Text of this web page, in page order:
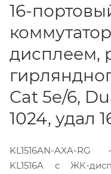
16-
дисплеем,
Cat 5e/6,
1024, удал
KL1516AN-AXA-
KL1516A с ЖК-